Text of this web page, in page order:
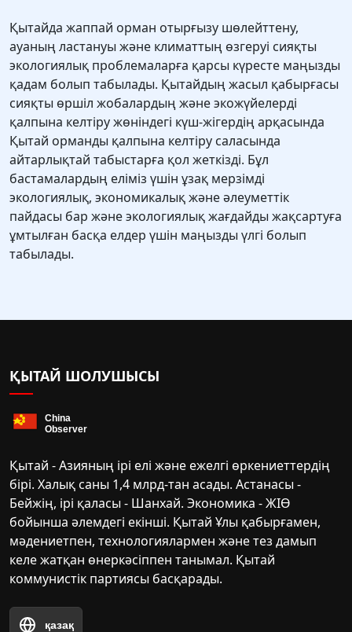
Қытайда жаппай орман отырғызу шөлейттену,
ауаның ластануы және климаттың өзгеруі сияқты
экологиялық проблемаларға қарсы күресте маңызды
қадам болып табылады. Қытайдың жасыл қабырғасы
сияқты өршіл жобалардың және экожүйелерді
қалпына келтіру жөніндегі күш-жігердің арқасында
Қытай орманды қалпына келтіру саласында
айтарлықтай табыстарға қол жеткізді. Бұл
бастамалардың еліміз үшін ұзақ мерзімді
экологиялық, экономикалық және әлеуметтік
пайдасы бар және экологиялық жағдайды жақсартуға
ұмтылған басқа елдер үшін маңызды үлгі болып
табылады.
ҚЫТАЙ ШОЛУШЫСЫ
Қытай - Азияның ірі елі және ежелгі өркениеттердің
бірі. Халық саны 1,4 млрд-тан асады. Астанасы -
Бейжің, ірі қаласы - Шанхай. Экономика - ЖІӨ
бойынша әлемдегі екінші. Қытай Ұлы қабырғамен,
мәдениетпен, технологиялармен және тез дамып
келе жатқан өнеркәсіппен танымал. Қытай
коммунистік партиясы басқарады.
қазақ